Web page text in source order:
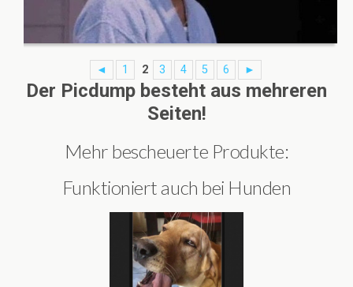
◄ 1 2 3 4 5 6 ►
Der Picdump besteht aus mehreren
Seiten!
Mehr bescheuerte Produkte:
Funktioniert auch bei Hunden